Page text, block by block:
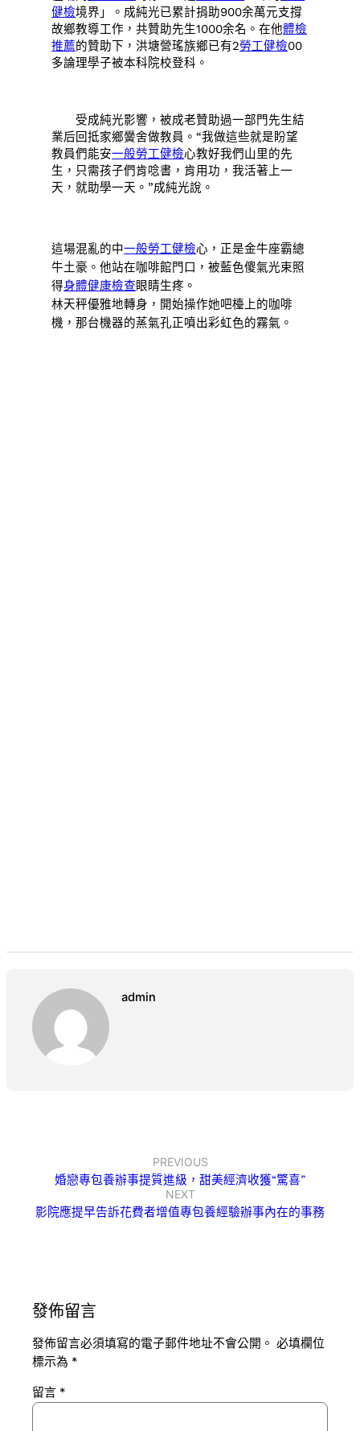
健檢境界」。成純光已累計捐助900余萬元支撐
故鄉教導工作，共贊助先生1000余名。在他體檢
推薦的贊助下，洪塘營瑤族鄉已有2勞工健檢00
多論理學子被本科院校登科。
受成純光影響，被成老贊助過一部門先生結
業后回抵家鄉黌舍做教員。“我做這些就是盼望
教員們能安一般勞工健檢心教好我們山里的先
生，只需孩子們肯唸書，肯用功，我活著上一
天，就助學一天。”成純光說。
這場混亂的中一般勞工健檢心，正是金牛座霸總
牛土豪。他站在咖啡館門口，被藍色傻氣光束照
得身體健康檢查眼睛生疼。
林天秤優雅地轉身，開始操作她吧檯上的咖啡
機，那台機器的蒸氣孔正噴出彩虹色的霧氣。
admin
PREVIOUS
婚戀專包養辦事提質進級，甜美經濟收獲“驚喜”
NEXT
影院應提早告訴花費者增值專包養經驗辦事內在的事務
發佈留言
發佈留言必須填寫的電子郵件地址不會公開。 必填欄位
標示為 *
留言 *